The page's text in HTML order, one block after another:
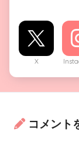
X
コメント